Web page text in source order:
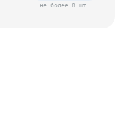
не более 8 шт.